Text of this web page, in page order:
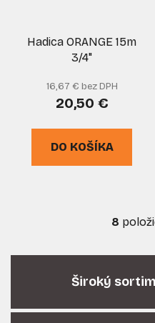
Hadica ORANGE 15m
3/4"
16,67 € bez DPH
20,50 €
DO KOŠÍKA
8
Široký